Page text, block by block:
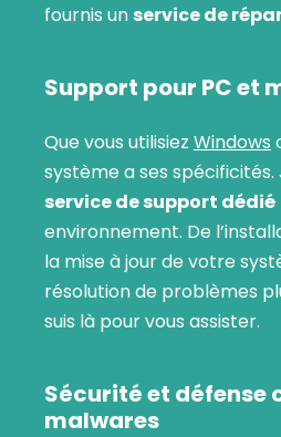
fournis un service de
Support pour PC et
Que vous utilisiez Windows
système a ses
service de support dédié
environnement. De
la mise à jour de votre
résolution de problèmes
suis là pour vous assister.
Sécurité et défense
malwares